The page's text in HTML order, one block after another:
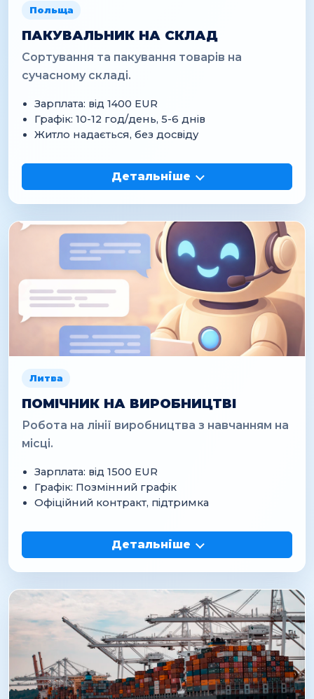
Польща
ПАКУВАЛЬНИК НА СКЛАД
Сортування та пакування товарів на
сучасному складі.
Зарплата: від 1400 EUR
Графік: 10-12 год/день, 5-6 днів
Житло надається, без досвіду
Детальніше
Литва
ПОМІЧНИК НА ВИРОБНИЦТВІ
Робота на лінії виробництва з навчанням на
місці.
Зарплата: від 1500 EUR
Графік: Позмінний графік
Офіційний контракт, підтримка
Детальніше